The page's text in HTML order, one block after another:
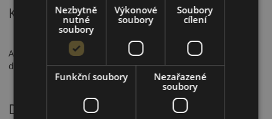
Komfort a hlučnost
AS210 poskytuje vyváženou jízdu a mírnou hlučnost (69–72
dB). Je vhodná pro městský provoz i delší cestování.
Doporučené použití
Nezbytně
nutné
soubory
Výkonové
soubory
Soubory
cílení
Funkční soubory
Nezařazené
soubory